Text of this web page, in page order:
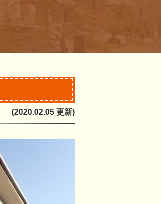
(2020.02.05 更新)